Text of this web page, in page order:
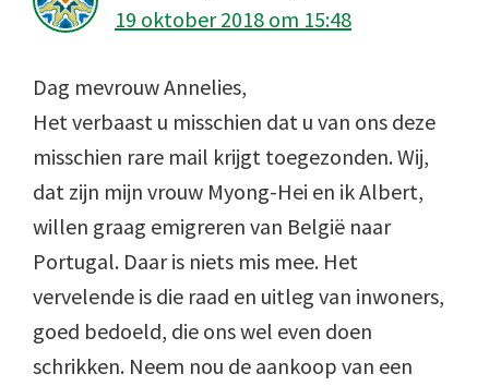
19 oktober 2018 om 15:48
Dag mevrouw Annelies,
Het verbaast u misschien dat u van ons deze
misschien rare mail krijgt toegezonden. Wij,
dat zijn mijn vrouw Myong-Hei en ik Albert,
willen graag emigreren van België naar
Portugal. Daar is niets mis mee. Het
vervelende is die raad en uitleg van inwoners,
goed bedoeld, die ons wel even doen
schrikken. Neem nou de aankoop van een